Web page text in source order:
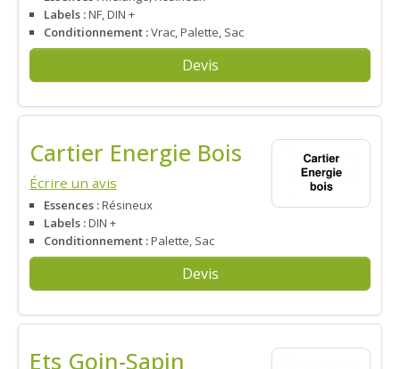
Labels :NF, DIN +
Conditionnement :Vrac, Palette, Sac
Devis
Cartier Energie Bois
Écrire un avis
Essences :Résineux
Labels :DIN +
Conditionnement :Palette, Sac
Devis
Ets Goin-Sapin